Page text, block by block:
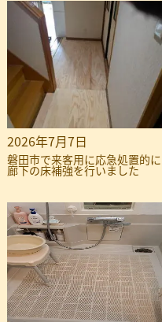
2026年7月7日
磐田市で来客用に応急処置的に
廊下の床補強を行いました